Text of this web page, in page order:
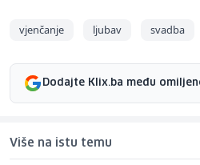
vjenčanje ljubav svadba
Dodajte Klix.ba među
Više na istu temu